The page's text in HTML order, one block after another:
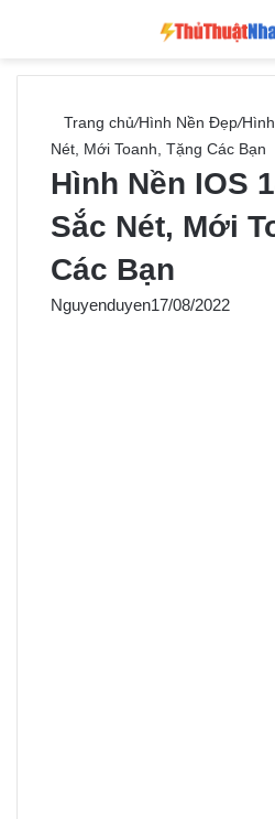
Trang chủ/Hình Nền Đẹp/
Nét, Mới Toanh, Tặng Các Bạn
Hình Nền IOS
Sắc Nét, Mới
Các Bạn
Nguyenduyen17/08/2022